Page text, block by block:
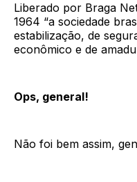
Liberado por Braga
1964 “a sociedade
estabilização, de
econômico e de
Ops, general!
Não foi bem assim,